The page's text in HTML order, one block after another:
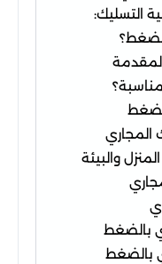
التسليك:
المجاري
والبيئة
بالضغط
بالضغط